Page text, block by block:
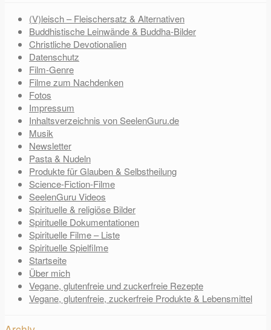
(V)leisch – Fleischersatz & Alternativen
Buddhistische Leinwände & Buddha-Bilder
Christliche Devotionalien
Datenschutz
Film-Genre
Filme zum Nachdenken
Fotos
Impressum
Inhaltsverzeichnis von SeelenGuru.de
Musik
Newsletter
Pasta & Nudeln
Produkte für Glauben & Selbstheilung
Science-Fiction-Filme
SeelenGuru Videos
Spirituelle & religiöse Bilder
Spirituelle Dokumentationen
Spirituelle Filme – Liste
Spirituelle Spielfilme
Startseite
Über mich
Vegane, glutenfreie und zuckerfreie Rezepte
Vegane, glutenfreie, zuckerfreie Produkte & Lebensmittel